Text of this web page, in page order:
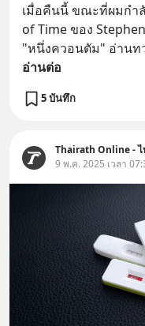
เมื่อคืนนี้ ขณะที่ผมกำ
of Time ของ
"หนึ่งควอนตัม" อ่านท
อ่านต่อ
5 บันทึก
Thairath Online - ไ
9 พ.ค. 2025 เวลา